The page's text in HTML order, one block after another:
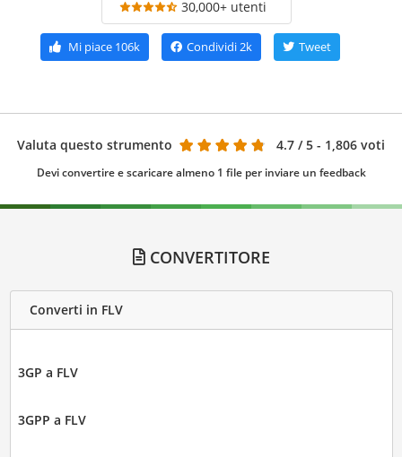
30,000+ utenti
Mi piace 106k Condividi2k Tweet
Valuta questo strumento 4.7 / 5 - 1,806 voti
Devi convertire e scaricare almeno 1 file per inviare un feedback
CONVERTITORE
Converti in FLV
3GP a FLV
3GPP a FLV